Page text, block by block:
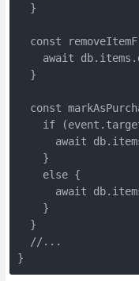
  }
const
await
  }
const
if
await
    }
    else {
await
    }
  }
  //...
}